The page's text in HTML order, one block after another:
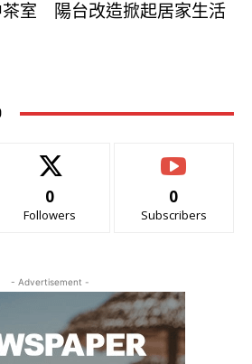
茶室 陽台改造掀起居家生活
0
Followers
0
Subscribers
- Advertisement -